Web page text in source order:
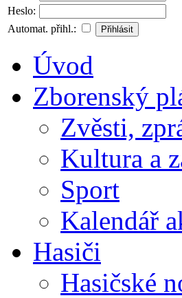
Heslo:
Automat. přihl.:
Úvod
Zborenský
Zvěsti,
Kultura a
Sport
Kalendář
Hasiči
Hasičské